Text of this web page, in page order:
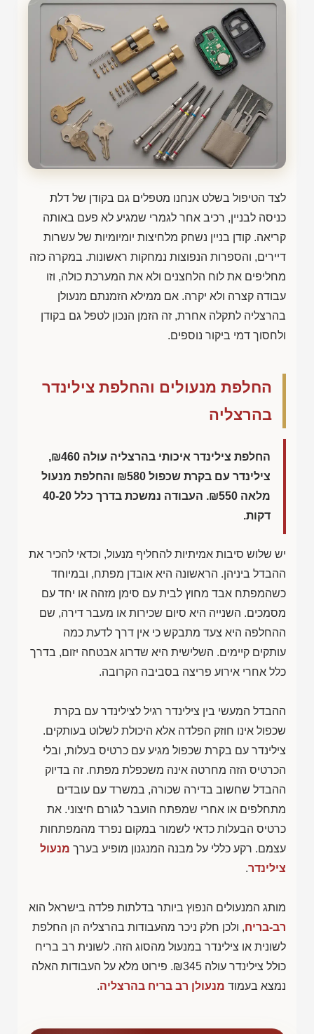
לצד הטיפול בשלט אנחנו מטפלים גם בקודן של דלת
כניסה לבניין, רכיב אחר לגמרי שמגיע לא פעם באותה
קריאה. קודן בניין נשחק מלחיצות יומיומיות של עשרות
דיירים, והספרות הנפוצות נמחקות ראשונות. במקרה כזה
מחליפים את לוח הלחצנים ולא את המערכת כולה, וזו
עבודה קצרה ולא יקרה. אם ממילא הזמנתם מנעולן
בהרצליה לתקלה אחרת, זה הזמן הנכון לטפל גם בקודן
ולחסוך דמי ביקור נוספים.
החלפת מנעולים והחלפת צילינדר
בהרצליה
החלפת צילינדר איכותי בהרצליה עולה ₪460
,
צילינדר עם בקרת שכפול ₪580 והחלפת מנעול
מלאה ₪550. העבודה נמשכת בדרך כלל 40-20
דקות.
יש שלוש סיבות אמיתיות להחליף מנעול, וכדאי להכיר את
ההבדל ביניהן. הראשונה היא אובדן מפתח, ובמיוחד
כשהמפתח אבד מחוץ לבית עם סימן מזהה או יחד עם
מסמכים. השנייה היא סיום שכירות או מעבר דירה, שם
ההחלפה היא צעד מתבקש כי אין דרך לדעת כמה
עותקים קיימים. השלישית היא שדרוג אבטחה יזום, בדרך
כלל אחרי אירוע פריצה בסביבה הקרובה.
ההבדל המעשי בין צילינדר רגיל לצילינדר עם בקרת
שכפול אינו חוזק הפלדה אלא היכולת לשלוט בעותקים.
צילינדר עם בקרת שכפול מגיע עם כרטיס בעלות, ובלי
הכרטיס הזה מחרטה אינה משכפלת מפתח. זה בדיוק
ההבדל שחשוב בדירה שכורה, במשרד עם עובדים
מתחלפים או אחרי שמפתח הועבר לגורם חיצוני. את
כרטיס הבעלות כדאי לשמור במקום נפרד מהמפתחות
עצמם. רקע כללי על מבנה המנגנון מופיע בערך מנעול
צילינדר.
מותג המנעולים הנפוץ ביותר בדלתות פלדה בישראל הוא
רב-בריח, ולכן חלק ניכר מהעבודות בהרצליה הן החלפת
לשונית או צילינדר במנעול מהסוג הזה. לשונית רב בריח
כולל צילינדר עולה ₪345. פירוט מלא על העבודות האלה
נמצא בעמוד מנעולן רב בריח בהרצליה.